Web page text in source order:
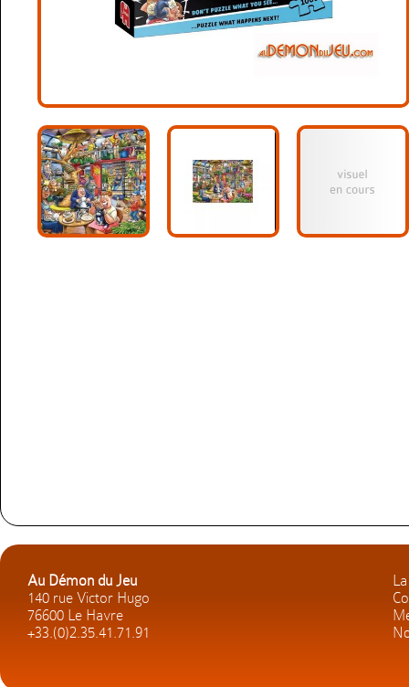
Au Démon du Jeu
140 rue Victor Hugo
76600 Le Havre
+33.(0)2.35.41.71.91